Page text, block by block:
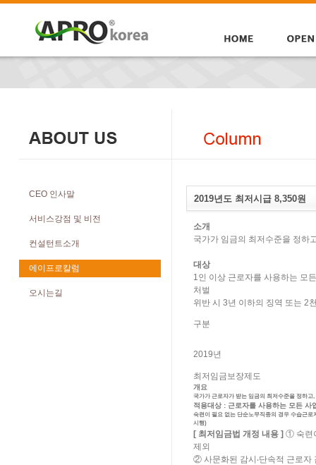
CEO 인사말
서비스강점 및 비전
컨설턴트소개
에이프로칼럼
오시는길
2019년도 최저시급 8,350원
소개
국가가 임금의 최저수준을 정하
대상
1인 이상 근로자를 사용하는 모
처벌
위반 시 3년 이하의 징역 또는 2
구분
2019년
최저임금보장제도
개요
국가가 근로자가 받는 임금의 최저수준을 정하
적용대상 : 근로자를 사용하는 모든 사
숙련이 필요 없는 단순노무직종의 경우 수습근로
시행)
[ 최저임금법 개정 내용 ] ① 숙련
제외
② 사문화된 감시‧단속적 근로자